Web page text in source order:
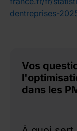
dentreprises-
Vos
dans les